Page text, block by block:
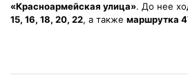
«Красноармейская улица». До нее
15, 16, 18, 20, 22, а также маршрутка